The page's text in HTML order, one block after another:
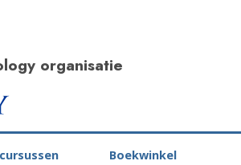
organisatie
Boekwinkel